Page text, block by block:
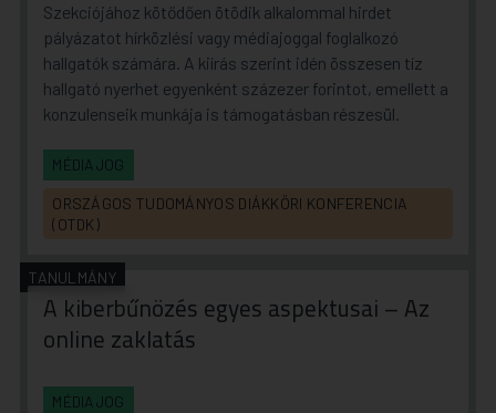
Szekciójához kötődően ötödik alkalommal hirdet
pályázatot hírközlési vagy médiajoggal foglalkozó
hallgatók számára. A kiírás szerint idén összesen tíz
hallgató nyerhet egyenként százezer forintot, emellett a
konzulenseik munkája is támogatásban részesül.
MÉDIAJOG
ORSZÁGOS TUDOMÁNYOS DIÁKKÖRI KONFERENCIA
(OTDK)
TANULMÁNY
A kiberbűnözés egyes aspektusai – Az
online zaklatás
MÉDIAJOG